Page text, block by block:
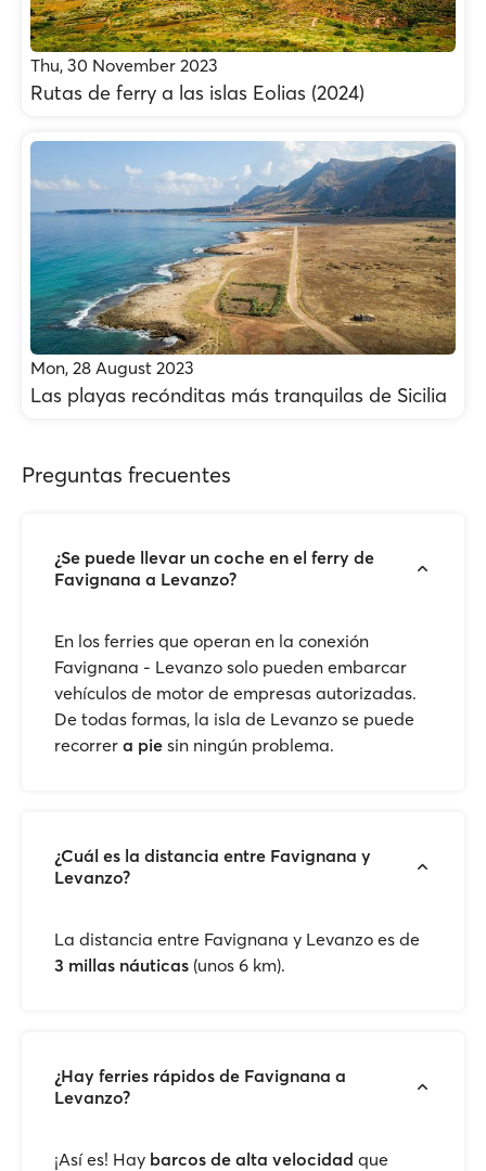
Thu, 30 November 2023
Rutas de ferry a las islas Eolias (2024)
Mon, 28 August 2023
Las playas recónditas más tranquilas de Sicilia
Preguntas frecuentes
¿Se puede llevar un coche en el ferry de
Favignana a Levanzo?
En los ferries que operan en la conexión
Favignana - Levanzo solo pueden embarcar
vehículos de motor de empresas autorizadas.
De todas formas, la isla de Levanzo se puede
recorrer a pie sin ningún problema.
¿Cuál es la distancia entre Favignana y
Levanzo?
La distancia entre Favignana y Levanzo es de
3 millas náuticas (unos 6 km).
¿Hay ferries rápidos de Favignana a
Levanzo?
¡Así es! Hay barcos de alta velocidad que